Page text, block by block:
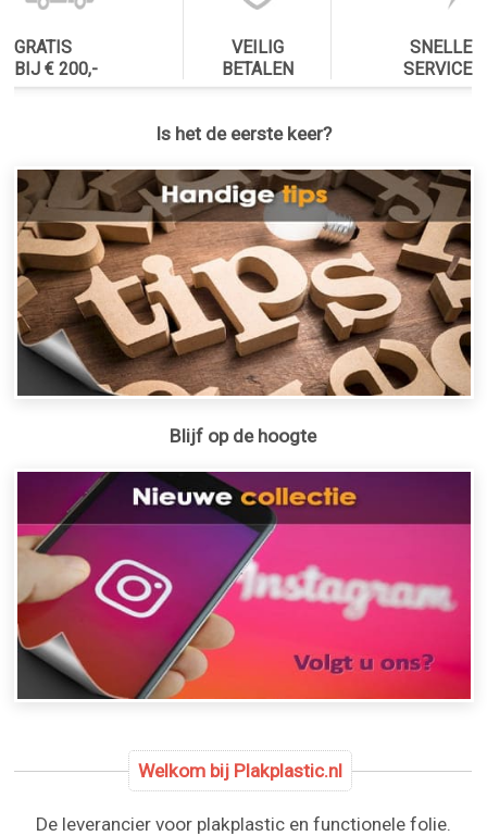
GRATIS
BIJ € 200,-
VEILIG
BETALEN
SNELLE
SERVICE
Is het de eerste keer?
Blijf op de hoogte
Welkom bij Plakplastic.nl
De leverancier voor plakplastic en functionele folie.